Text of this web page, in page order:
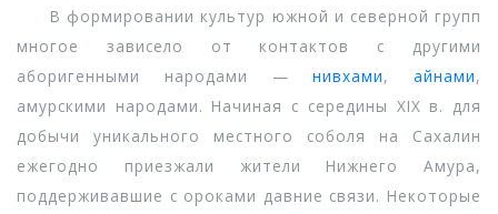
В формировании культур южной и северной групп
многое зависело от контактов с другими
аборигенными народами —нивхами, айнами,
амурскими народами. Начиная с середины XIX в. для
добычи уникального местного соболя на Сахалин
ежегодно приезжали жители Нижнего Амура,
поддерживавшие с ороками давние связи. Некоторые